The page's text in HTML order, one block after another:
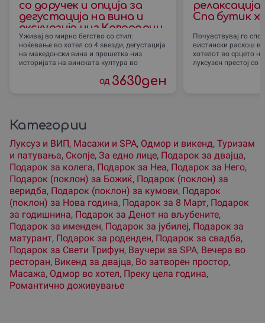
со доручек и опциjа за
дегустација на вина и
екскурзија низ Кавадарци
Уживај во мирно бегство со стил:
ноќевање во хотел со 4 ѕвезди, дегустација
на македонски вина и прошетка низ
историјата на винската култура во
од 3630ден
Спа бутик
Почувствувај го
вистински раскош
хотелот во срцето
луксузен престој со
Категории
Луксуз и ВИП, Масажи и SPA, Одмор и викенд, Туризам
и патувања, Скопjе, За едно лице, Подарок за двајца,
Подарок за колега, Подарок за Неа, Подарок за Него,
Подарок (поклон) за Божиќ, Подарок (поклон) за
веридба, Подарок (поклон) за кумови, Подарок
(поклон) за Нова година, Подарок за 8 Март, Подарок
за годишнина, Подарок за Денот на вљубените,
Подарок за именден, Подарок за јубилеј, Подарок за
матурант, Подарок за роденден, Подарок за свадба,
Подарок за Свети Трифун, Ваучери за SPA, Вечера во
ресторан, Викенд за двајца, Во затворен простор,
Масажа, Одмор во хотел, Преку цела година,
Романтично доживување